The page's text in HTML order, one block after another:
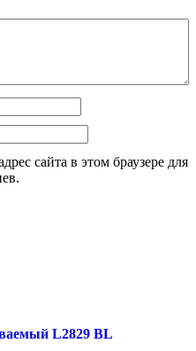
сайта в этом браузере для
L2829 BL